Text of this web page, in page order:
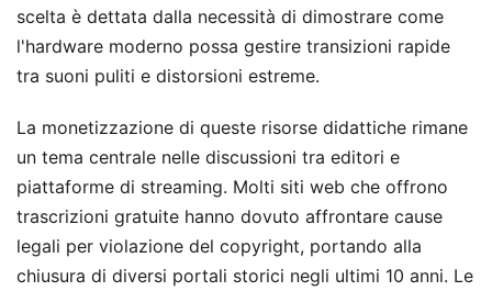
scelta è dettata dalla necessità di dimostrare come
l'hardware moderno possa gestire transizioni rapide
tra suoni puliti e distorsioni estreme.
La monetizzazione di queste risorse didattiche rimane
un tema centrale nelle discussioni tra editori e
piattaforme di streaming. Molti siti web che offrono
trascrizioni gratuite hanno dovuto affrontare cause
legali per violazione del copyright, portando alla
chiusura di diversi portali storici negli ultimi 10 anni. Le